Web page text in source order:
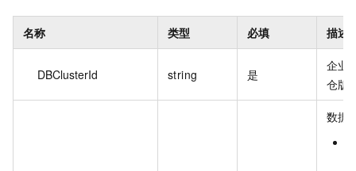
名称 类型 必填 描述
DBClusterId string 是
企业
仓版
数据